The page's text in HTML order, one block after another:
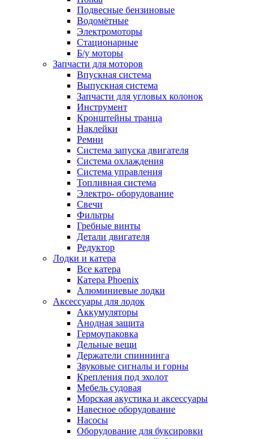
Подвесные бензиновые
Водомётные
Электромоторы
Стационарные
Б/у моторы
Запчасти для моторов
Впускная система
Выпускная система
Запчасти для угловых колонок
Инструмент
Кронштейны транца
Наклейки
Ремни
Система запуска двигателя
Система охлаждения
Система управления
Топливная система
Электро- оборудование
Свечи
Фильтры
Гребные винты
Детали двигателя
Редуктор
Лодки и катера
Все катера
Катера Phoenix
Алюминиевые лодки
Аксессуары для лодок
Аккумуляторы
Анодная защита
Гермоупаковка
Дельные вещи
Держатели спиннинга
Звуковые сигналы и горны
Крепления под эхолот
Мебель судовая
Морская акустика и аксессуары
Навесное оборудование
Насосы
Оборудование для буксировки